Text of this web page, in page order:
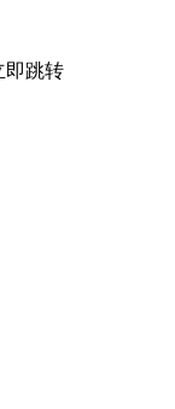
即跳转